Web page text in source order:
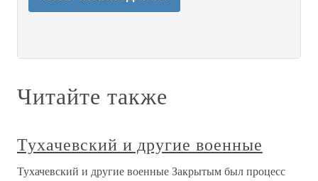
Читайте также
Тухачевский и другие военные
Тухачевский и другие военные Закрытым был процесс